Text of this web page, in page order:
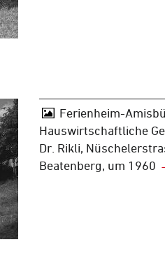
Ferienheim-
Hauswirtschaftliche
Dr. Rikli,
Beatenberg, um 1960